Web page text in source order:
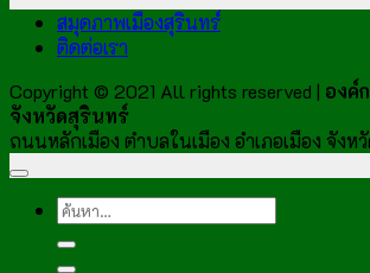
สมุดภาพเมืองสุรินทร์
ติดต่อเรา
Copyright © 2021 All rights reserved | องค์
จังหวัดสุรินทร์
ถนนหลักเมือง ตำบลในเมือง อำเภอเมือง จัง